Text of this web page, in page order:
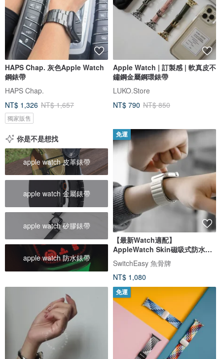
HAPS Chap. 灰色Apple Watch
鋼錶帶
HAPS Chap.
NT$ 1,326 NT$ 1,657
獨家販售
Apple Watch | 訂製感 | 軟真皮不
鏽鋼金屬鋼環錶帶
LUKO.Store
NT$ 790 NT$ 850
你是不是想找
apple watch 皮革錶帶
apple watch 金屬錶帶
apple watch 矽膠錶帶
apple watch 防水錶帶
免運
【最新Watch適配】
AppleWatch Skin磁吸式防水矽
膠錶帶
SwitchEasy 魚骨牌
NT$ 1,080
免運